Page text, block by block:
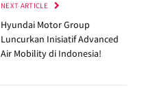
NEXT ARTICLE
Hyundai Motor Group
Luncurkan Inisiatif Advanced
Air Mobility di Indonesia!